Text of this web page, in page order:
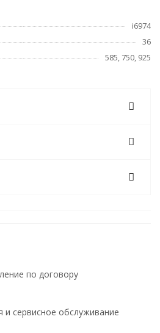
i6974
36
585, 750, 925
по договору
и сервисное обслуживание